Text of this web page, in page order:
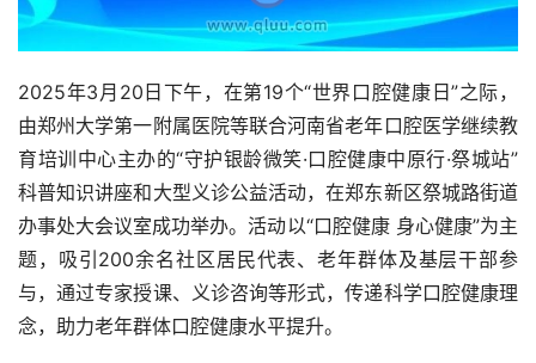
2025年3月20日下午，在第19个“世界口腔健康日”之际，
由郑州大学第一附属医院等联合河南省老年口腔医学继续教
育培训中心主办的“守护银龄微笑·口腔健康中原行·祭城站”
科普知识讲座和大型义诊公益活动，在郑东新区祭城路街道
办事处大会议室成功举办。活动以“口腔健康 身心健康”为主
题，吸引200余名社区居民代表、老年群体及基层干部参
与，通过专家授课、义诊咨询等形式，传递科学口腔健康理
念，助力老年群体口腔健康水平提升。